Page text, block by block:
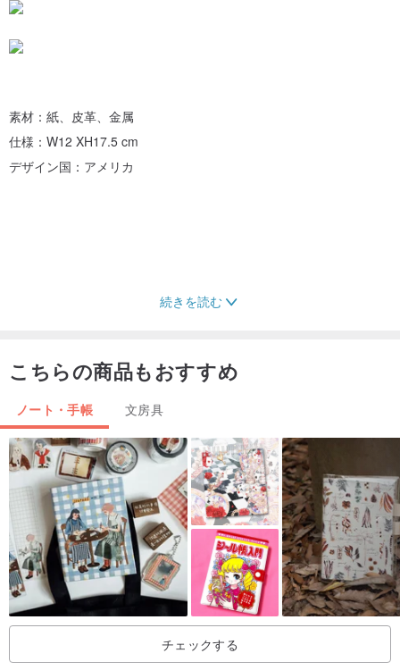
素材：紙、皮革、金属
仕様：W12 XH17.5 cm
デザイン国：アメリカ
続きを読む
こちらの商品もおすすめ
ノート・手帳 文房具
チェックする